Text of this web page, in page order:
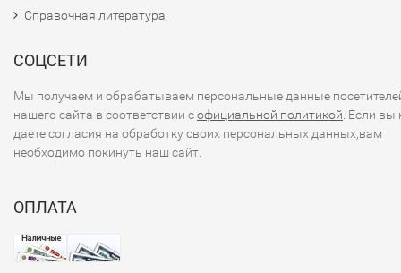
Справочная литература
СОЦСЕТИ
Мы получаем и обрабатываем персональные данные
нашего сайта в соответствии софициальной политикой . Если вы
даете согласия на обработку своих персональных данных,вам
необходимо покинуть наш сайт.
ОПЛАТА